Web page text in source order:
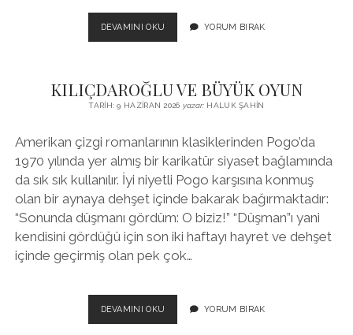
DEVAMINI OKU
PARMAKTA
YORUM BIRAK
KILIÇDAROĞLU VE BÜYÜK OYUN
TARIH: 9 HAZIRAN 2026 yazar: HALUK ŞAHIN
Amerikan çizgi romanlarının klasiklerinden Pogo’da
1970 yılında yer almış bir karikatür siyaset bağlamında
da sık sık kullanılır. İyi niyetli Pogo karşısına konmuş
olan bir aynaya dehşet içinde bakarak bağırmaktadır:
“Sonunda düşmanı gördüm: O biziz!” “Düşman”ı yani
kendisini gördüğü için son iki haftayı hayret ve dehşet
içinde geçirmiş olan pek çok…
DEVAMINI OKU KILIÇDAROĞLU
VE
YORUM BIRAK